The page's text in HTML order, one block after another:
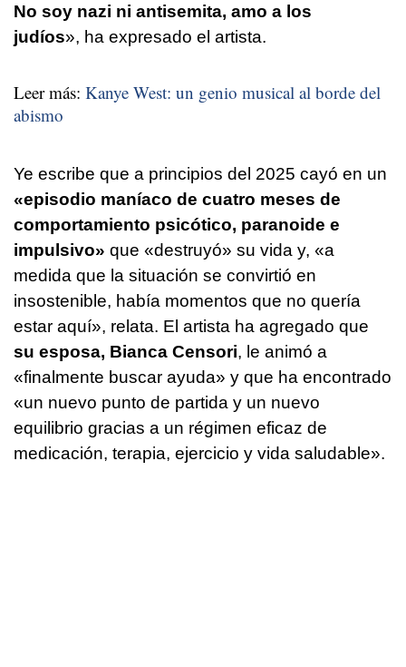
No soy nazi ni antisemita, amo a los
judíos», ha expresado el artista.
Leer más: Kanye West: un genio musical al borde del
abismo
Ye escribe que a principios del 2025 cayó en un
«episodio maníaco de cuatro meses de
comportamiento psicótico, paranoide e
impulsivo» que «destruyó» su vida y, «a
medida que la situación se convirtió en
insostenible, había momentos que no quería
estar aquí», relata. El artista ha agregado que
su esposa, Bianca Censori, le animó a
«finalmente buscar ayuda» y que ha encontrado
«un nuevo punto de partida y un nuevo
equilibrio gracias a un régimen eficaz de
medicación, terapia, ejercicio y vida saludable».